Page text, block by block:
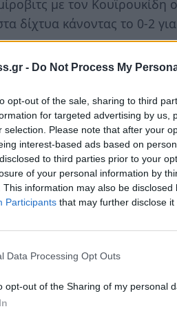
- Do Not Process My
opt-out of the sale, sharing to third
for targeted advertising by us,
selection. Please note that after your
interest-based ads based on
to third parties prior to your
of your personal information by
This information may also be
Participants that may further disclose it
Data Processing Opt Outs
opt-out of the Sharing of my personal
με τον Κουϊρουκίδη
δίχτυα κάνοντας το 0-2
από την περιοχή ανάγκασε
ενώ δέκα λεπτά ήρθε
στην περιοχή. Την
αλλά ο Κουϊρουκίδης
Το ημίχρονο έκλεισε με
συνδυασμό
με κεφαλιά την
Η πρώτη καλή στιγμή για
Βέλλη το σουτ του οποίου
53′ σε κεφαλιά του Νταβιντ